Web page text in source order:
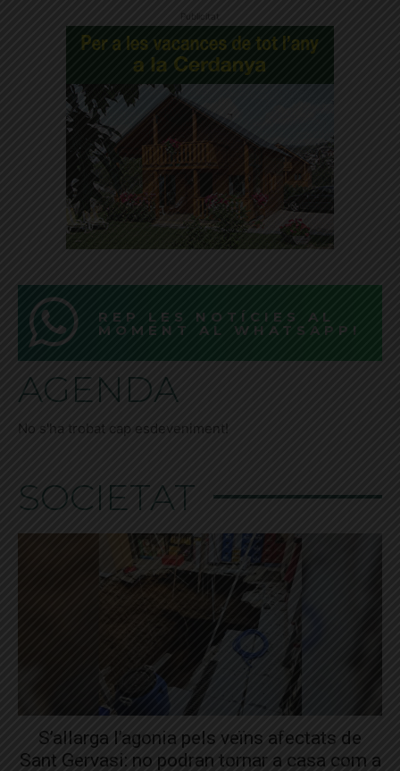
Publicitat
REP LES NOTÍCIES AL
MOMENT AL WHATSAPP!
AGENDA
No s'ha trobat cap esdeveniment!
SOCIETAT
S’allarga l’agonia pels veïns afectats de
Sant Gervasi: no podran tornar a casa com a